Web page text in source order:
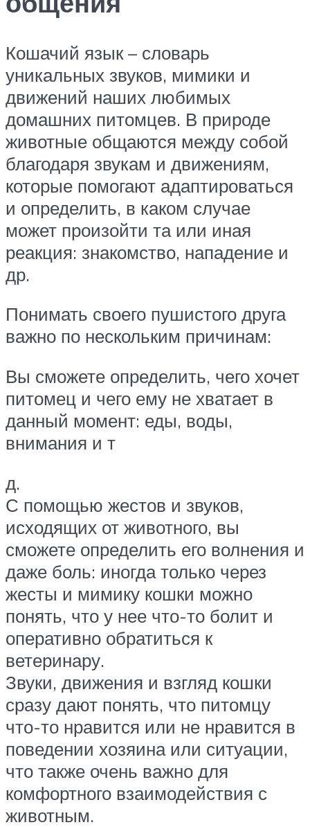
Кошачий язык – словарь
уникальных звуков, мимики и
движений наших любимых
домашних питомцев. В природе
животные общаются между собой
благодаря звукам и движениям,
которые помогают адаптироваться
и определить, в каком случае
может произойти та или иная
реакция: знакомство, нападение и
др.
Понимать своего пушистого друга
важно по нескольким причинам:
Вы сможете определить, чего хочет
питомец и чего ему не хватает в
данный момент: еды, воды,
внимания и т
д.
С помощью жестов и звуков,
исходящих от животного, вы
сможете определить его волнения и
даже боль: иногда только через
жесты и мимику кошки можно
понять, что у нее что-то болит и
оперативно обратиться к
ветеринару.
Звуки, движения и взгляд кошки
сразу дают понять, что питомцу
что-то нравится или не нравится в
поведении хозяина или ситуации,
что также очень важно для
комфортного взаимодействия с
животным.